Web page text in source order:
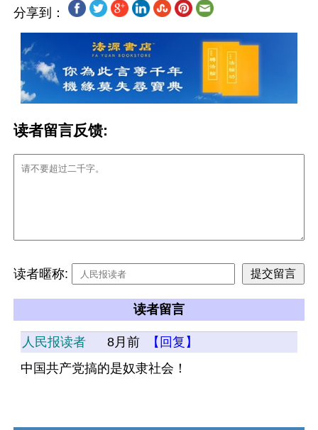
分享到：
读者留言反馈:
读者暱称:
读者留言
人民报读者 8月前
【回复】
中国共产党搞的是奴隶社会！